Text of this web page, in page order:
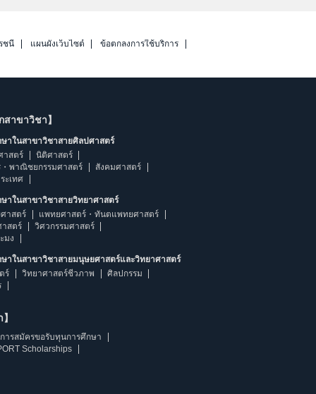
ชนี แผนผังเว็บไซต์ ข้อตกลงการใช้บริการ
าขาวิชา】
าในสาขาวิชาสายศิลปศาสตร์
าสตร์
นิติศาสตร์
・พาณิชยกรรมศาสตร์
สังคมศาสตร์
ะเทศ
าในสาขาวิชาสายวิทยาศาสตร์
าสตร์
แพทยศาสตร์・ทันตแพทยศาสตร์
สตร์
วิศวกรรมศาสตร์
มง
าในสาขาวิชาสายมนุษยศาสตร์และวิทยาศาสตร์
ร์
วิทยาศาสตร์ชีวภาพ
ศิลปกรรม
การสมัครขอรับทุนการศึกษา
Scholarships